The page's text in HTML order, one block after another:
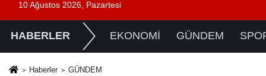
10 Ağustos 2026, Pazartesi
HABERLER EKONOMİ GÜNDEM
Haberler GÜNDEM